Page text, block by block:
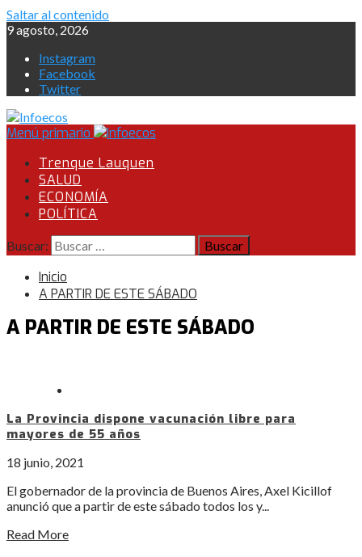
Saltar al contenido
9 agosto, 2026
Instagram
Facebook
Twitter
Menú primario
Trenque Lauquen
SALUD
ECONOMÍA
POLÍTICA
Buscar:
Inicio
A PARTIR DE ESTE SÁBADO
A PARTIR DE ESTE SÁBADO
La Provincia dispone vacunación libre para
mayores de 55 años
18 junio, 2021
El gobernador de la provincia de Buenos Aires, Axel Kicillof
anunció que a partir de este sábado todos los y...
Read More